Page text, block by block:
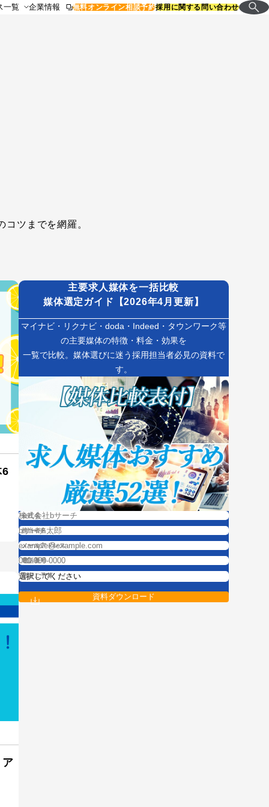
一覧 企業情報 無料オンライン相談予約採用に関する問い合わせ
ツまでを網羅。
6
主要求人媒体を一括比較
媒体選定ガイド【2026年4月更新】
マイナビ・リクナビ・doda・Indeed・タウンワーク等
の主要媒体の特徴・料金・効果を
一覧で比較。媒体選びに迷う採用担当者必見の資料で
す。
会社名
担当者名
メールアドレス
電話番号
想定ご予算